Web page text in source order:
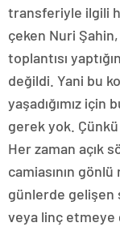
transferiyle ilgili
çeken Nuri Şahin,
toplantısı
değildi. Yani bu
yaşadığımız
gerek yok.
Her zaman açık
camiasının
günlerde gelişen
veya linç etmeye